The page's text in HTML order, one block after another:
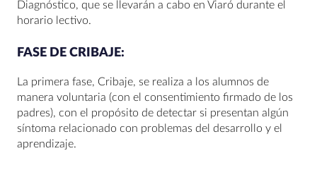
Diagnóstico, que se llevarán a cabo en Viaró durante el
horario lectivo.
FASE DE CRIBAJE:
La primera fase, Cribaje, se realiza a los alumnos de
manera voluntaria (con el consentimiento firmado de los
padres), con el propósito de detectar si presentan algún
síntoma relacionado con problemas del desarrollo y el
aprendizaje.